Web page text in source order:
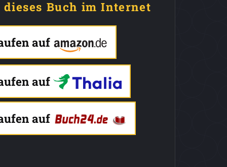
dieses Buch im Internet
auf
auf
auf